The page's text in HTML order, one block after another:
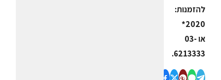
להזמנות:
2020*
או 03-
6213333.